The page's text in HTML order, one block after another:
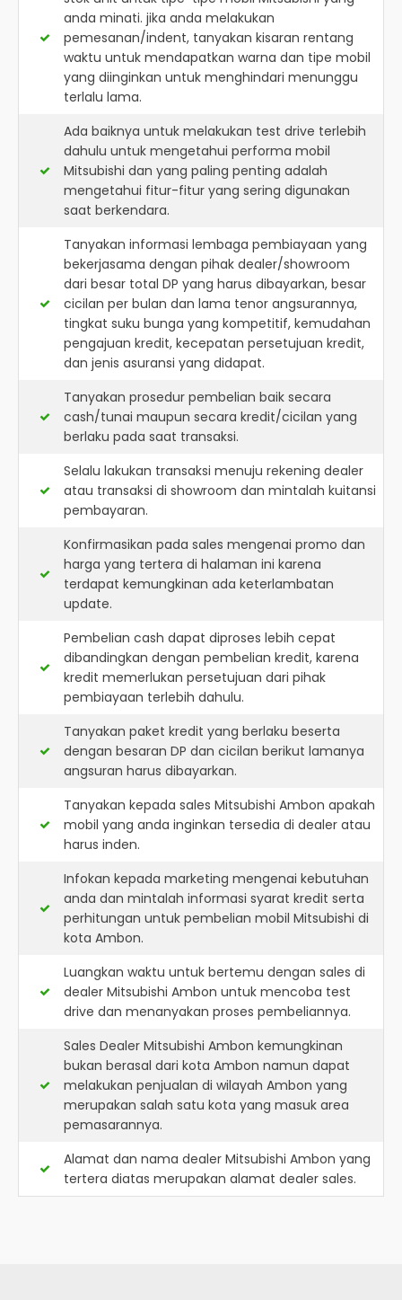
anda minati. jika anda melakukan
pemesanan/indent, tanyakan kisaran rentang
waktu untuk mendapatkan warna dan tipe mobil
yang diinginkan untuk menghindari menunggu
terlalu lama.
Ada baiknya untuk melakukan test drive terlebih
dahulu untuk mengetahui performa mobil
Mitsubishi dan yang paling penting adalah
mengetahui fitur-fitur yang sering digunakan
saat berkendara.
Tanyakan informasi lembaga pembiayaan yang
bekerjasama dengan pihak dealer/showroom
dari besar total DP yang harus dibayarkan, besar
cicilan per bulan dan lama tenor angsurannya,
tingkat suku bunga yang kompetitif, kemudahan
pengajuan kredit, kecepatan persetujuan kredit,
dan jenis asuransi yang didapat.
Tanyakan prosedur pembelian baik secara
cash/tunai maupun secara kredit/cicilan yang
berlaku pada saat transaksi.
Selalu lakukan transaksi menuju rekening dealer
atau transaksi di showroom dan mintalah kuitansi
pembayaran.
Konfirmasikan pada sales mengenai promo dan
harga yang tertera di halaman ini karena
terdapat kemungkinan ada keterlambatan
update.
Pembelian cash dapat diproses lebih cepat
dibandingkan dengan pembelian kredit, karena
kredit memerlukan persetujuan dari pihak
pembiayaan terlebih dahulu.
Tanyakan paket kredit yang berlaku beserta
dengan besaran DP dan cicilan berikut lamanya
angsuran harus dibayarkan.
Tanyakan kepada sales Mitsubishi Ambon apakah
mobil yang anda inginkan tersedia di dealer atau
harus inden.
Infokan kepada marketing mengenai kebutuhan
anda dan mintalah informasi syarat kredit serta
perhitungan untuk pembelian mobil Mitsubishi di
kota Ambon.
Luangkan waktu untuk bertemu dengan sales di
dealer Mitsubishi Ambon untuk mencoba test
drive dan menanyakan proses pembeliannya.
Sales Dealer Mitsubishi Ambon kemungkinan
bukan berasal dari kota Ambon namun dapat
melakukan penjualan di wilayah Ambon yang
merupakan salah satu kota yang masuk area
pemasarannya.
Alamat dan nama dealer Mitsubishi Ambon yang
tertera diatas merupakan alamat dealer sales.